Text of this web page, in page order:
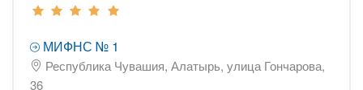
МИФНС № 1
Республика Чувашия, Алатырь, улица Гончарова,
36